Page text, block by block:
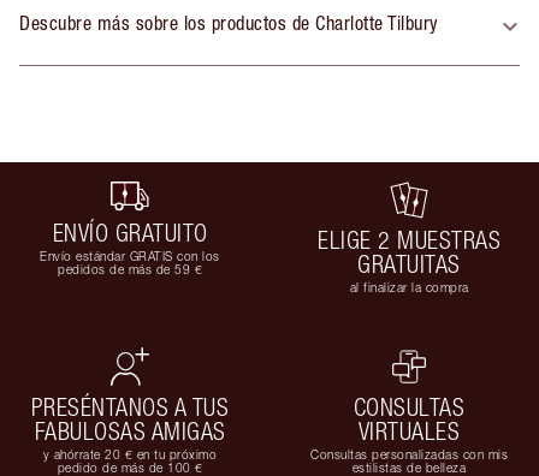
Descubre más sobre los productos de Charlotte Tilbury
ENVÍO GRATUITO
Envío estándar GRATIS con los
pedidos de más de 59 €
ELIGE 2 MUESTRAS
GRATUITAS
al finalizar la compra
PRESÉNTANOS A TUS
FABULOSAS AMIGAS
y ahórrate 20 € en tu próximo
pedido de más de 100 €
CONSULTAS
VIRTUALES
Consultas personalizadas con mis
estilistas de belleza